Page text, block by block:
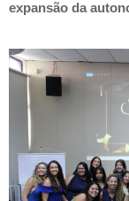
expansão da